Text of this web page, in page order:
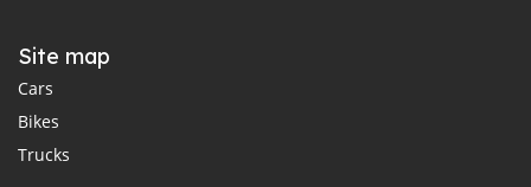
Site map
Cars
Bikes
Trucks